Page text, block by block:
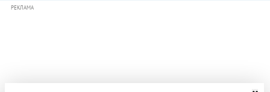
РЕКЛАМА